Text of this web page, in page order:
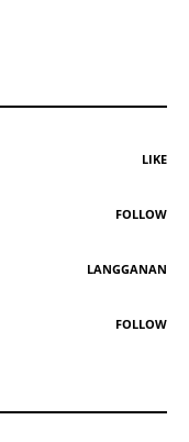
LIKE
FOLLOW
LANGGANAN
FOLLOW